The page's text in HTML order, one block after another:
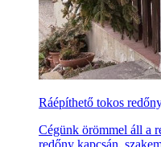
Ráépíthető tokos
Cégünk örömmel áll a
redőny kapcsán,